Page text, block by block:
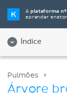
Aplataforma nº
aprender
Índice
Pulmões
Árvore